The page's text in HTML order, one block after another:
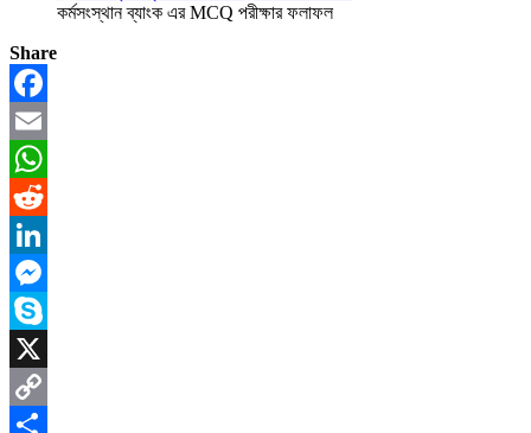
কর্মসংস্থান ব্যাংক এর MCQ পরীক্ষার ফলাফল
Share
Facebook
Email
WhatsApp
Reddit
LinkedIn
Messenger
Skype
X
Copy